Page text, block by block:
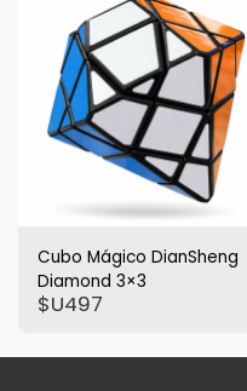
Cubo Mágico DianSheng
Diamond 3×3
$U497